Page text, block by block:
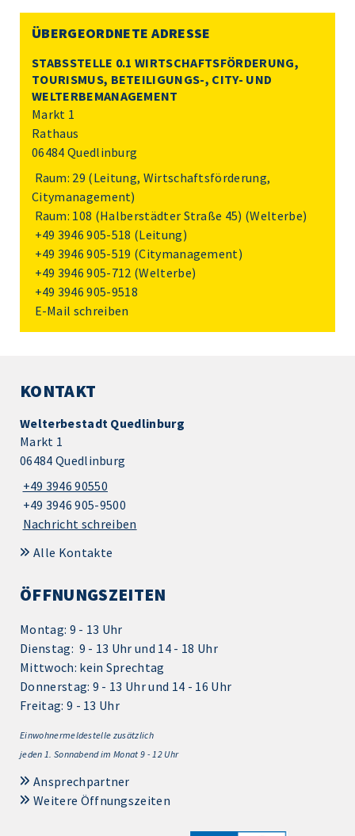
ÜBERGEORDNETE ADRESSE
STABSSTELLE 0.1 WIRTSCHAFTSFÖRDERUNG,
TOURISMUS, BETEILIGUNGS-, CITY- UND
WELTERBEMANAGEMENT
Markt 1
Rathaus
06484 Quedlinburg
Raum: 29 (Leitung, Wirtschaftsförderung,
Citymanagement)
Raum: 108 (Halberstädter Straße 45) (Welterbe)
+49 3946 905-518 (Leitung)
+49 3946 905-519 (Citymanagement)
+49 3946 905-712 (Welterbe)
+49 3946 905-9518
E-Mail schreiben
KONTAKT
Welterbestadt Quedlinburg
Markt 1
06484 Quedlinburg
+49 3946 90550
+49 3946 905-9500
Nachricht schreiben
Alle Kontakte
ÖFFNUNGSZEITEN
Montag: 9 - 13 Uhr
Dienstag: 9 - 13 Uhr und 14 - 18 Uhr
Mittwoch: kein Sprechtag
Donnerstag: 9 - 13 Uhr und 14 - 16 Uhr
Freitag: 9 - 13 Uhr
Einwohnermeldestelle zusätzlich
jeden 1. Sonnabend im Monat 9 - 12 Uhr
Ansprechpartner
Weitere Öffnungszeiten